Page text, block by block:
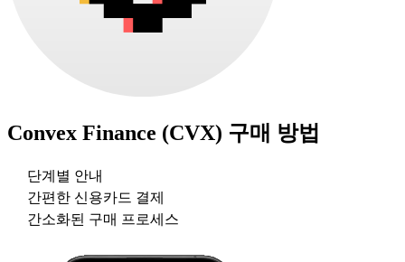
Convex Finance (CVX) 구매 방법
단계별 안내
간편한 신용카드 결제
간소화된 구매 프로세스